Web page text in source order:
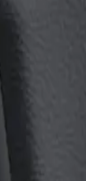
— sehr unterschiedlicher
1″-Sensor,